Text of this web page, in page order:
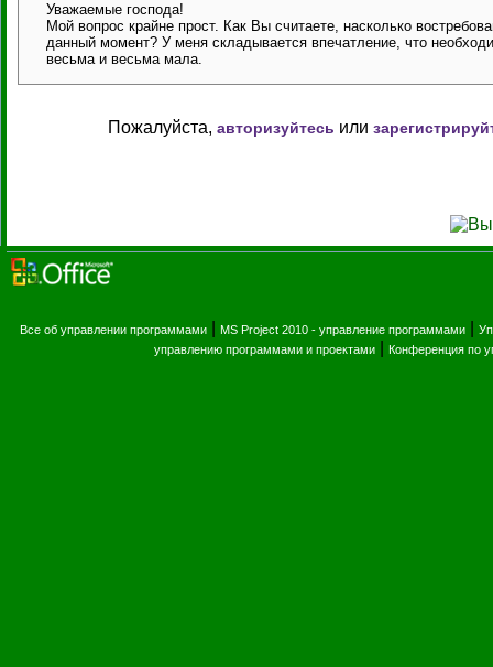
Уважаемые господа!
Мой вопрос крайне прост. Как Вы считаете, насколько
данный момент? У меня складывается впечатление, что
весьма и весьма мала.
Пожалуйста, авторизуйтесь или
Все об управлении программами MS Project 2010 - управление программами
управлению программами и проектами| Конференция по